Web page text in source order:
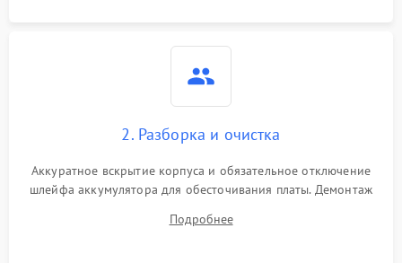
2. Разборка и очистка
Аккуратное вскрытие корпуса и обязательное отключение
шлейфа аккумулятора для обесточивания платы. Демонтаж
высохшей термопасты с кристаллов чипов.
Подробнее